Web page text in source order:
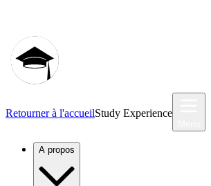
Retourner à l'accueilStudy Experience
A propos